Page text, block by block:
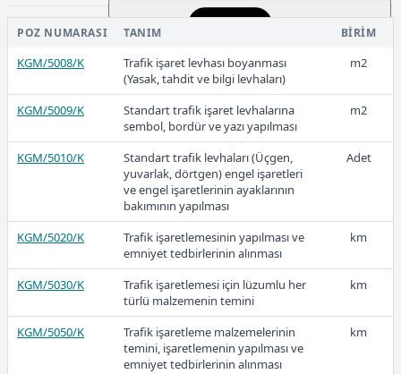
2025-Ocak
2024
9.031,70
5.525,52
POZ NUMARASI TANIM BIRIM
KGM/5008/K
Trafik işaret levhası boyanması
(Yasak, tahdit ve bilgi levhaları)
m2
KGM/5009/K
Standart trafik işaret levhalarına
sembol, bordür ve yazı yapılması
m2
KGM/5010/K
Standart trafik levhaları (Üçgen,
yuvarlak, dörtgen) engel işaretleri
ve engel işaretlerinin ayaklarının
bakımının yapılması
Adet
KGM/5020/K
Trafik işaretlemesinin yapılması ve
emniyet tedbirlerinin alınması
km
KGM/5030/K
Trafik işaretlemesi için lüzumlu her
türlü malzemenin temini
km
KGM/5050/K
Trafik işaretleme malzemelerinin
temini, işaretlemenin yapılması ve
emniyet tedbirlerinin alınması
km